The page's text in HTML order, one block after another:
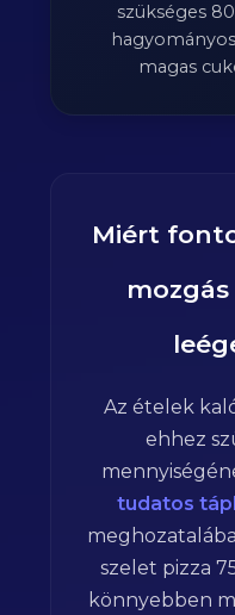
szükséges 80
magas
Miért
Az ételek
ehhez
tudatos
szelet pizza
könnyebben